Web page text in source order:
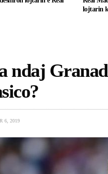
lojtarin
ndaj
6, 2019